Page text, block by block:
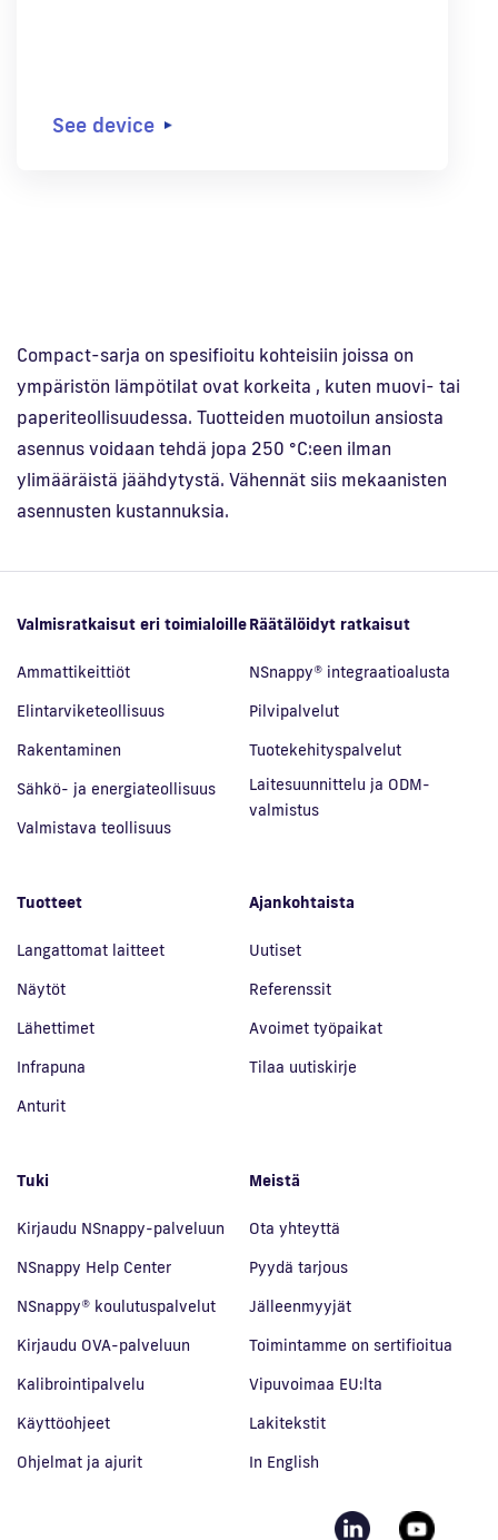
See device
Compact-sarja on spesifioitu kohteisiin joissa on
ympäristön lämpötilat ovat korkeita , kuten muovi- tai
paperiteollisuudessa. Tuotteiden muotoilun ansiosta
asennus voidaan tehdä jopa 250 °C:een ilman
ylimääräistä jäähdytystä. Vähennät siis mekaanisten
asennusten kustannuksia.
Valmisratkaisut eri toimialoille
Ammattikeittiöt
Elintarviketeollisuus
Rakentaminen
Sähkö- ja energiateollisuus
Valmistava teollisuus
Räätälöidyt ratkaisut
NSnappy® integraatioalusta
Pilvipalvelut
Tuotekehityspalvelut
Laitesuunnittelu ja ODM-
valmistus
Tuotteet
Langattomat laitteet
Näytöt
Lähettimet
Infrapuna
Anturit
Ajankohtaista
Uutiset
Referenssit
Avoimet työpaikat
Tilaa uutiskirje
Tuki
Kirjaudu NSnappy-palveluun
NSnappy Help Center
NSnappy® koulutuspalvelut
Kirjaudu OVA-palveluun
Kalibrointipalvelu
Käyttöohjeet
Ohjelmat ja ajurit
Meistä
Ota yhteyttä
Pyydä tarjous
Jälleenmyyjät
Toimintamme on sertifioitua
Vipuvoimaa EU:lta
Lakitekstit
In English